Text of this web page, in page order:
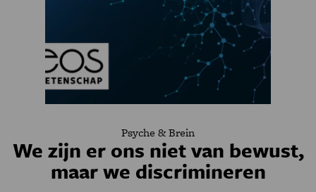
Psyche & Brein
We zijn er ons niet van bewust,
maar we discrimineren